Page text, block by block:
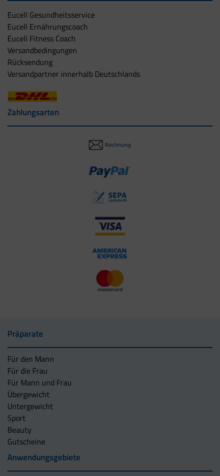
Eucell Gesundheitsservice
Eucell Ernährungscoach
Eucell Fitness Coach
Versandbedingungen
Rücksendung
Versandpartner innerhalb Deutschlands
Zahlungsarten
Präparate
Für den Mann
Für die Frau
Für Mann und Frau
Übergewicht
Untergewicht
Sport
Beauty
Gutscheine
Anwendungsgebiete